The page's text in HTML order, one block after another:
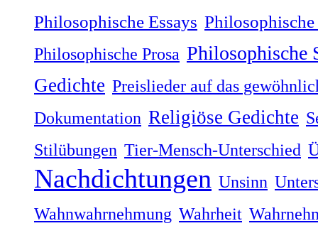
Philosophische Essays
Philosophische Prosa Philosophische
Gedichte Preislieder auf das
Dokumentation Religiöse Gedichte
Stilübungen Tier-Mensch-Unterschied
Nachdichtungen Unsinn
Wahnwahrnehmung Wahrheit